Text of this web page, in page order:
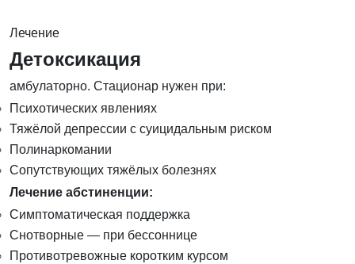
Лечение
Детоксикация
амбулаторно. Стационар нужен при:
Психотических явлениях
Тяжёлой депрессии с суицидальным риском
Полинаркомании
Сопутствующих тяжёлых болезнях
Лечение абстиненции:
Симптоматическая поддержка
Снотворные — при бессоннице
Противотревожные коротким курсом